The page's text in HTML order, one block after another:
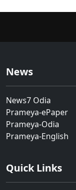
News
News7 Odia
Prameya-ePaper
Prameya-Odia
Prameya-English
Quick Links